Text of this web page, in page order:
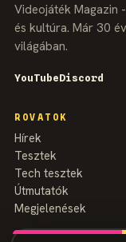
Videojáték Magazin
és kultúra. Már 30
világában.
YouTubeDiscord
ROVATOK
Hírek
Tesztek
Tech tesztek
Útmutatók
Megjelenések